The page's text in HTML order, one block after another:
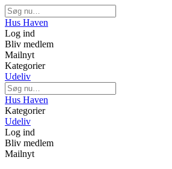
Hus Haven
Log ind
Bliv medlem
Mailnyt
Kategorier
Udeliv
Hus Haven
Kategorier
Udeliv
Log ind
Bliv medlem
Mailnyt